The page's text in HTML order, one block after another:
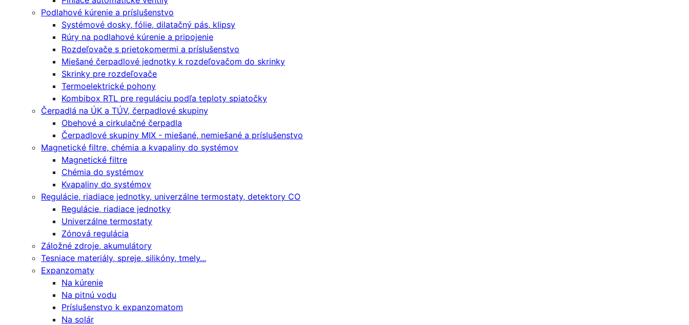
Podlahové kúrenie a príslušenstvo
Systémové dosky, fólie, dilatačný pás, klipsy
Rúry na podlahové kúrenie a pripojenie
Rozdeľovače s prietokomermi a príslušenstvo
Miešané čerpadlové jednotky k rozdeľovačom do skrinky
Skrinky pre rozdeľovače
Termoelektrické pohony
Kombibox RTL pre reguláciu podľa teploty spiatočky
Čerpadlá na ÚK a TÚV, čerpadlové skupiny
Obehové a cirkulačné čerpadla
Čerpadlové skupiny MIX - miešané, nemiešané a príslušenstvo
Magnetické filtre, chémia a kvapaliny do systémov
Magnetické filtre
Chémia do systémov
Kvapaliny do systémov
Regulácie, riadiace jednotky, univerzálne termostaty, detektory CO
Regulácie, riadiace jednotky
Univerzálne termostaty
Zónová regulácia
Záložné zdroje, akumulátory
Tesniace materiály, spreje, silikóny, tmely...
Expanzomaty
Na kúrenie
Na pitnú vodu
Príslušenstvo k expanzomatom
Na solár